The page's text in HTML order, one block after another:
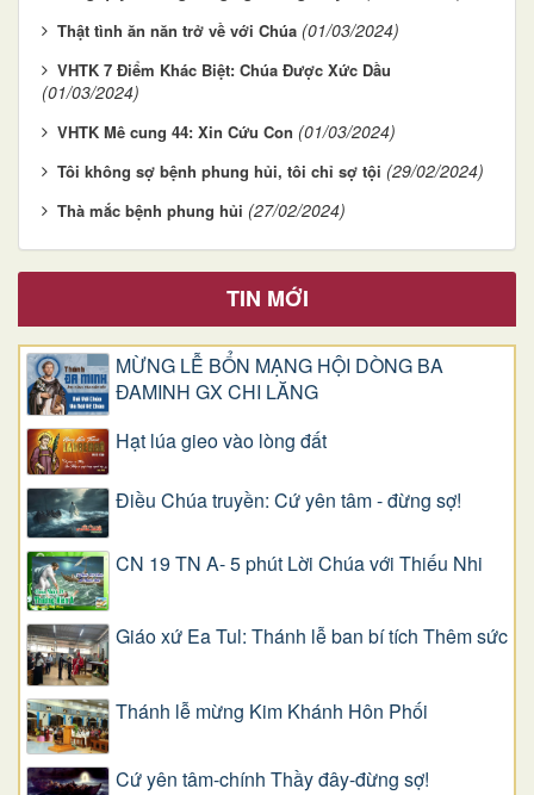
Thật tình ăn năn trở về với Chúa (01/03/2024)
VHTK 7 Điểm Khác Biệt: Chúa Được Xức Dầu
(01/03/2024)
VHTK Mê cung 44: Xin Cứu Con (01/03/2024)
Tôi không sợ bệnh phung hủi, tôi chỉ sợ tội (29/02/2024)
Thà mắc bệnh phung hủi (27/02/2024)
TIN MỚI
MỪNG LỄ BỔN MẠNG HỘI DÒNG BA
ĐAMINH GX CHI LĂNG
Hạt lúa gieo vào lòng đất
Điều Chúa truyền: Cứ yên tâm - đừng sợ!
CN 19 TN A- 5 phút Lời Chúa với Thiếu Nhi
Giáo xứ Ea Tul: Thánh lễ ban bí tích Thêm sức
Thánh lễ mừng Kim Khánh Hôn Phối
Cứ yên tâm-chính Thầy đây-đừng sợ!